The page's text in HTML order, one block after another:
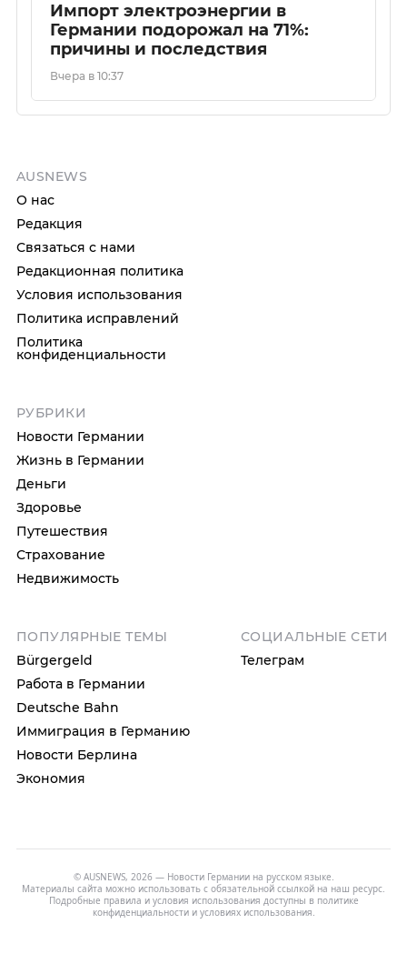
Импорт электроэнергии в
Германии подорожал на 71%:
причины и последствия
Вчера в 10:37
AUSNEWS
О нас
Редакция
Связаться с нами
Редакционная политика
Условия использования
Политика исправлений
Политика
конфиденциальности
РУБРИКИ
Новости Германии
Жизнь в Германии
Деньги
Здоровье
Путешествия
Страхование
Недвижимость
ПОПУЛЯРНЫЕ ТЕМЫ
Bürgergeld
Работа в Германии
Deutsche Bahn
Иммиграция в Германию
Новости Берлина
Экономия
СОЦИАЛЬНЫЕ СЕТИ
Телеграм
© AUSNEWS, 2026 — Новости Германии на русском языке.
Материалы сайта можно использовать с обязательной ссылкой на наш ресурс.
Подробные правила и условия использования доступны в политике
конфиденциальностии условиях использования.